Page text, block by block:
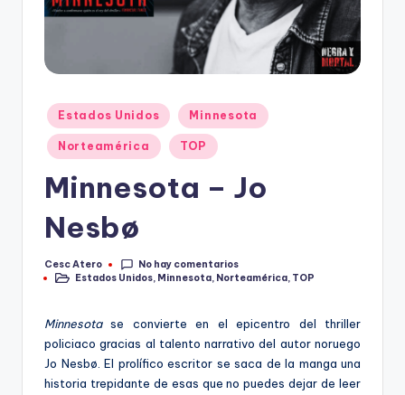
Publicado
en
Estados Unidos Minnesota
Norteamérica TOP
Minnesota – Jo
Nesbø
Publicado
por
Cesc Atero
No hay comentarios
Publicado
Estados Unidos, Minnesota, Norteamérica, TOP
Minnesotase convierte en el epicentro del thriller
policiaco gracias al talento narrativo del autor noruego
Jo Nesbø. El prolífico escritor se saca de la manga una
historia trepidante de esas que no puedes dejar de leer